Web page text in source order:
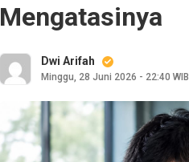
Mengatasinya
Dwi Arifah
Minggu, 28 Juni 2026 - 22:40 WIB